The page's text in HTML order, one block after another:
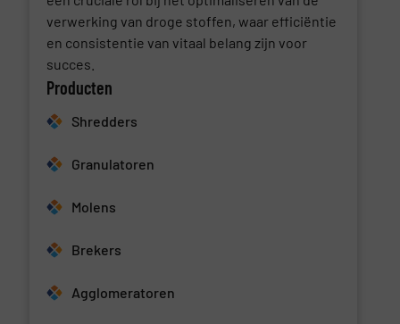
verwerking van droge stoffen, waar efficiëntie
en consistentie van vitaal belang zijn voor
succes.
Producten
Shredders
Granulatoren
Molens
Brekers
Agglomeratoren